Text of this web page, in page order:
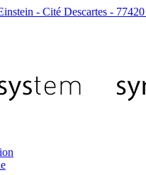
- Cité Descartes -